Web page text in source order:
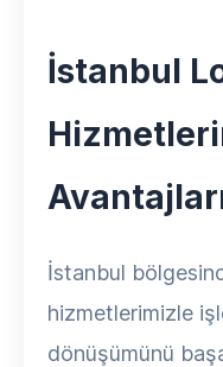
İstanbul
İstanbul
hizmetlerimizle
dönüşümünü